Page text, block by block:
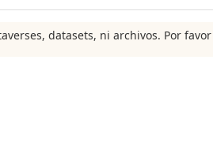
datasets, ni archivos. Por favor